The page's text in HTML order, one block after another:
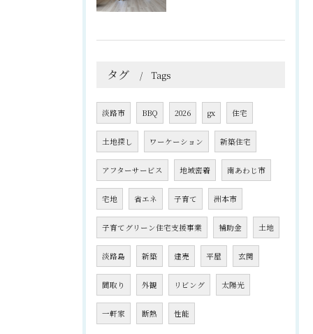
タグ Tags
淡路市 BBQ 2026 gx 住宅
土地探し ワーケーション 新築住宅
アフターサービス 地域密着 南あわじ市
宅地 省エネ 子育て 洲本市
子育てグリーン住宅支援事業 補助金 土地
淡路島 新築 建売 平屋 玄関
間取り 外観 リビング 太陽光
一軒家 断熱 性能